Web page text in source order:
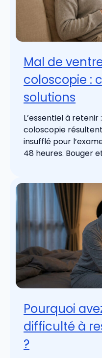
Mal de
coloscopie :
solutions
L’essentiel à
coloscopie
insufflé pour
48 heures. Bouger
Pourquoi
difficulté à
?